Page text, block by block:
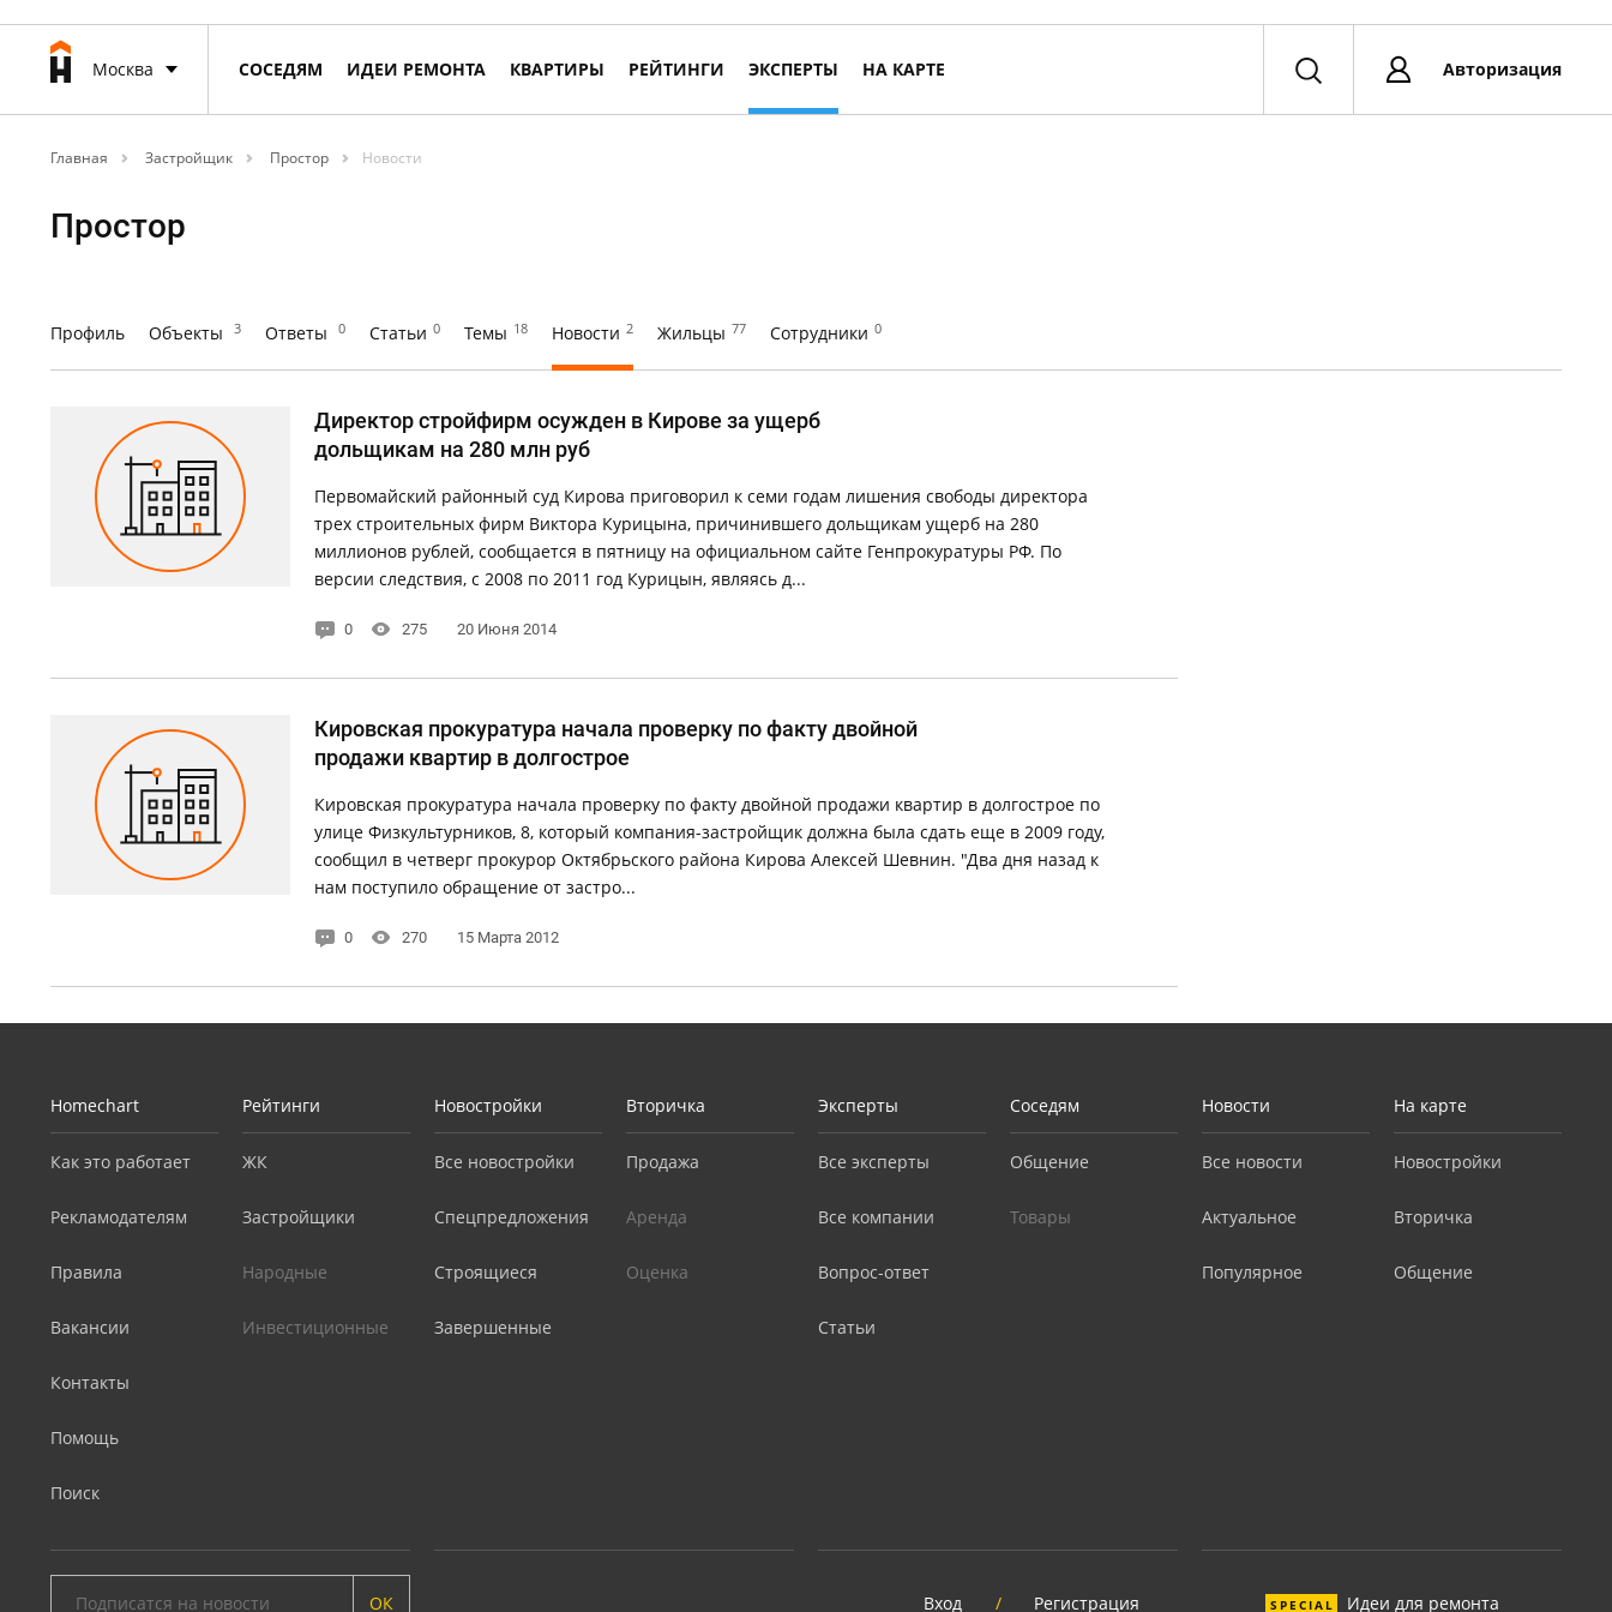
Москва СОСЕДЯМ ИДЕИ РЕМОНТА КВАРТИРЫ РЕЙТИНГИ ЭКСПЕРТЫ НА КАРТЕ Авторизация
Главная Застройщик Простор Новости
Простор
Профиль Объекты 3 Ответы 0 Статьи 0 Темы 18 Новости 2 Жильцы 77 Сотрудники 0
Директор стройфирм осужден в Кирове за ущерб
дольщикам на 280 млн руб
Первомайский районный суд Кирова приговорил к семи годам лишения свободы директора
трех строительных фирм Виктора Курицына, причинившего дольщикам ущерб на 280
миллионов рублей, сообщается в пятницу на официальном сайте Генпрокуратуры РФ. По
версии следствия, с 2008 по 2011 год Курицын, являясь д...
0 275 20 Июня 2014
Кировская прокуратура начала проверку по факту двойной
продажи квартир в долгострое
Кировская прокуратура начала проверку по факту двойной продажи квартир в долгострое по
улице Физкультурников, 8, который компания-застройщик должна была сдать еще в 2009 году,
сообщил в четверг прокурор Октябрьского района Кирова Алексей Шевнин. "Два дня назад к
нам поступило обращение от застро...
0 270 15 Марта 2012
Homechart
Как это работает
Рекламодателям
Правила
Вакансии
Контакты
Помощь
Поиск
Рейтинги
ЖК
Застройщики
Народные
Инвестиционные
Новостройки
Все новостройки
Спецпредложения
Строящиеся
Завершенные
Вторичка
Продажа
Аренда
Оценка
Эксперты
Все эксперты
Все компании
Вопрос-ответ
Статьи
Соседям
Общение
Товары
Новости
Все новости
Актуальное
Популярное
На карте
Новостройки
Вторичка
Общение
ОК Вход / Регистрация SPECIAL Идеи для ремонта